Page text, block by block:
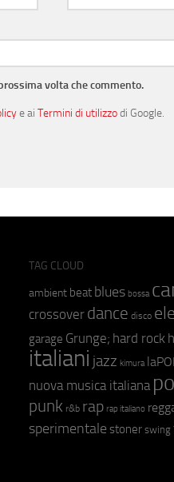
volta che commento.
e ai Termini di utilizzodi Google.
TAG CLOUD
ambient beat blues bossa
crossover dance disco
garage Grunge; hard rock
italiani jazz kimura
nuova musica italiana
punk r&b rap rap italiano
sperimentale stoner swing